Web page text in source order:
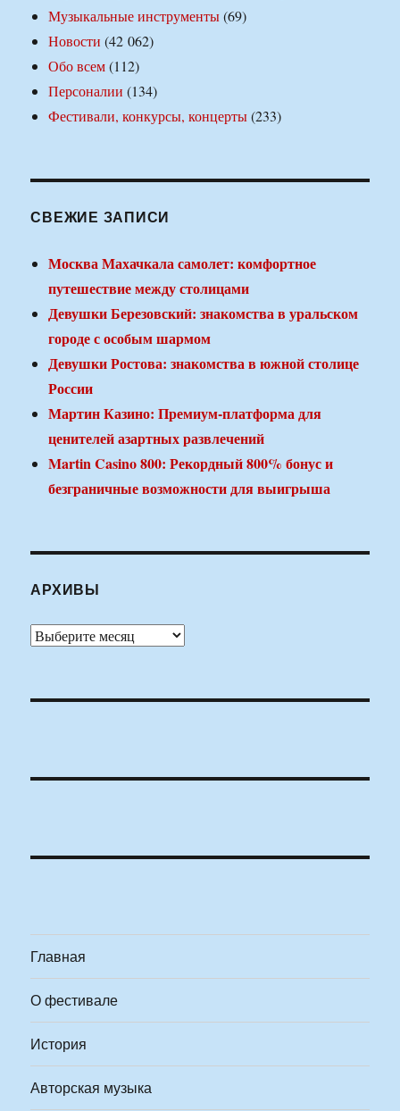
Музыкальные инструменты(69)
Новости (42 062)
Обо всем(112)
Персоналии (134)
Фестивали, конкурсы, концерты(233)
СВЕЖИЕ ЗАПИСИ
Москва Махачкала самолет: комфортное
путешествие между столицами
Девушки Березовский: знакомства в уральском
городе с особым шармом
Девушки Ростова: знакомства в южной столице
России
Мартин Казино: Премиум-платформа для
ценителей азартных развлечений
Martin Casino 800: Рекордный 800% бонус и
безграничные возможности для выигрыша
АРХИВЫ
Архивы
Главная
О фестивале
История
Авторская музыка